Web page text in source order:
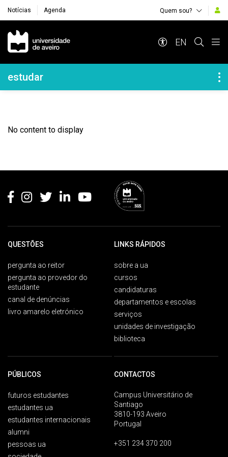
Notícias Agenda Quem sou?
Navegação Principal
EN
Navegação Lateral
estudar
No content to display
QUESTÕES
pergunta ao reitor
pergunta ao provedor do
estudante
canal de denúncias
livro amarelo eletrónico
LINKS RÁPIDOS
sobre a ua
cursos
candidaturas
departamentos e escolas
serviços
unidades de investigação
biblioteca
PÚBLICOS
futuros estudantes
estudantes ua
estudantes internacionais
alumni
pessoas ua
CONTACTOS
Campus Universitário de
Santiago
3810-193 Aveiro
Portugal
+351 234 370 200